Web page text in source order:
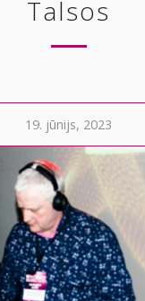
Talsos
19. jūnijs, 2023